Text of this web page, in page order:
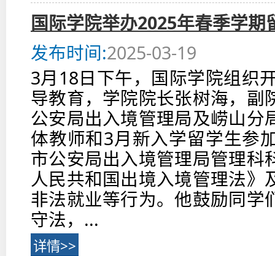
国际学院举办2025年春季学期
发布时间:2025-03-19
3月18日下午，国际学院组织
导教育，学院院长张树海，副
公安局出入境管理局及崂山分
体教师和3月新入学留学生参
市公安局出入境管理局管理科
人民共和国出境入境管理法
非法就业等行为。他鼓励同学
守法，...
详情>>